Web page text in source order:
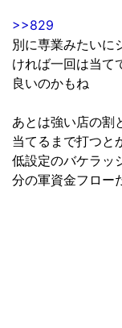
>>829
別に専業みたいに
ければ一回は当て
良いのかもね
あとは強い店の割
当てるまで打つと
低設定のバケラッ
分の軍資金フロー